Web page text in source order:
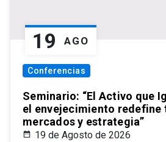
19 AGO
Conferencias
Seminario: “El Activo que
el envejecimiento redefine
mercados y estrategia”
19 de Agosto de 2026